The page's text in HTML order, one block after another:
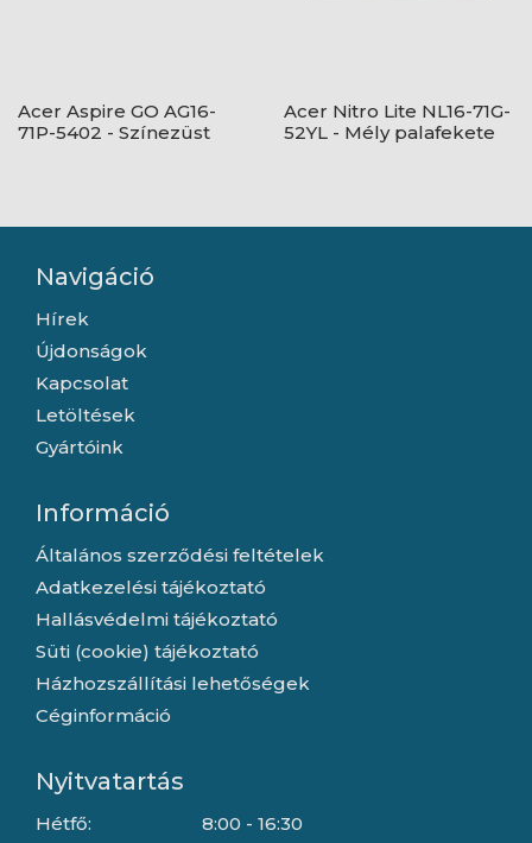
Acer Aspire GO AG16-
71P-5402 - Színezüst
Acer Nitro Lite NL16-71G-
52YL - Mély palafekete
Navigáció
Hírek
Újdonságok
Kapcsolat
Letöltések
Gyártóink
Információ
Általános szerződési feltételek
Adatkezelési tájékoztató
Hallásvédelmi tájékoztató
Süti (cookie) tájékoztató
Házhozszállítási lehetőségek
Céginformáció
Nyitvatartás
Hétfő:
8:00 - 16:30